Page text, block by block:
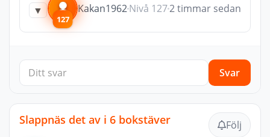
▼
127
Kakan1962Nivå 1272 timmar sedan
Svar
Slappnäs det av i 6 bokstäver Följ